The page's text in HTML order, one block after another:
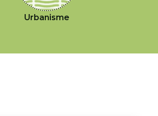
Urbanisme